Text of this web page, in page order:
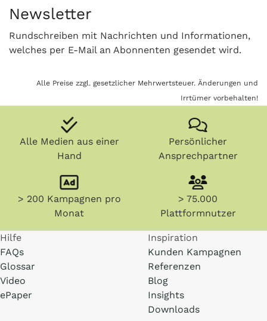
Newsletter
Rundschreiben mit Nachrichten und Informationen,
welches per E-Mail an Abonnenten gesendet wird.
Alle Preise zzgl. gesetzlicher Mehrwertsteuer. Änderungen und
Irrtümer vorbehalten!
Alle Medien aus einer
Hand
Persönlicher
Ansprechpartner
> 200 Kampagnen pro
Monat
> 75.000
Plattformnutzer
Hilfe
FAQs
Glossar
Video
ePaper
Inspiration
Kunden Kampagnen
Referenzen
Blog
Insights
Downloads